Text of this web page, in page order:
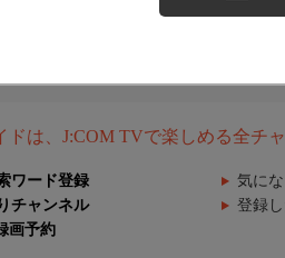
ドは、J:COM TVで楽しめる全チ
ワード登録 気に
チャンネル 登録
画予約